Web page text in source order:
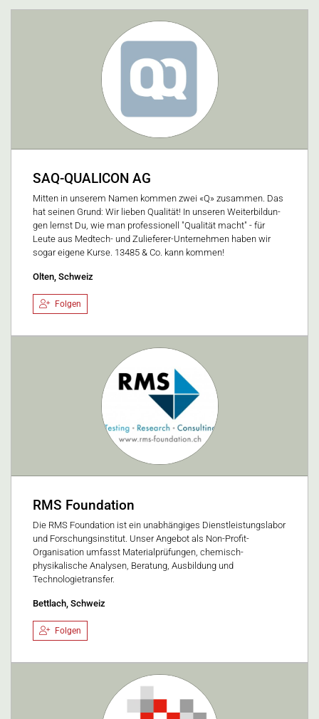
SAQ-QUALICON AG
Mit­ten in un­se­rem Na­men kom­men zwei «Q» zu­sam­men. Das
hat sei­nen Grund: Wir lie­ben Qua­li­tät! In unseren Wei­ter­bil­dun­
gen lernst Du, wie man professionell "Qualität macht" - für
Leute aus Medtech- und Zulieferer-Unternehmen haben wir
sogar eigene Kurse. 13485 & Co. kann kommen!
Olten, Schweiz
Folgen
RMS Foundation
Die RMS Foundation ist ein unabhängiges Dienstleistungslabor
und Forschungsinstitut. Unser Angebot als Non-Profit-
Organisation umfasst Materialprüfungen, chemisch-
physikalische Analysen, Beratung, Ausbildung und
Technologietransfer.
Bettlach, Schweiz
Folgen